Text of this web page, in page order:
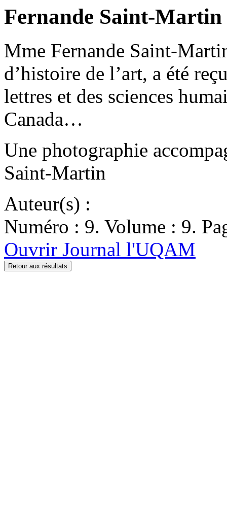
Fernande Saint-Martin
Mme Fernande Saint-
d’histoire de l’art, a été
lettres et des sciences
Canada…
Une photographie
Saint-Martin
Auteur(s) :
Numéro : 9. Volume : 9.
Ouvrir Journal l'UQAM
Retour aux résultats